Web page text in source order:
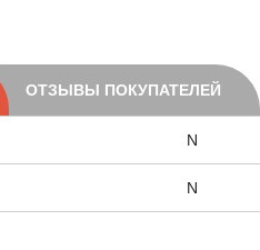
ОТЗЫВЫ ПОКУПАТЕЛЕЙ
N
N